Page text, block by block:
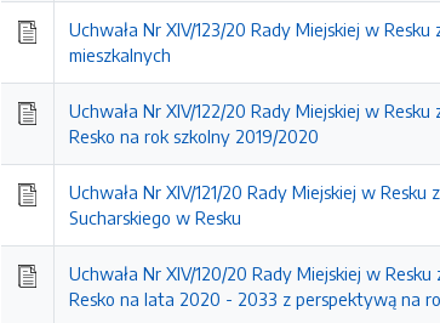
Uchwała Nr XIV/123/20 Rady Miejskiej w
mieszkalnych
Uchwała Nr XIV/122/20 Rady Miejskiej w
Resko na rok szkolny 2019/2020
Uchwała Nr XIV/121/20 Rady Miejskiej w
Sucharskiego w Resku
Uchwała Nr XIV/120/20 Rady Miejskiej w
Resko na lata 2020 - 2033 z perspektywą na